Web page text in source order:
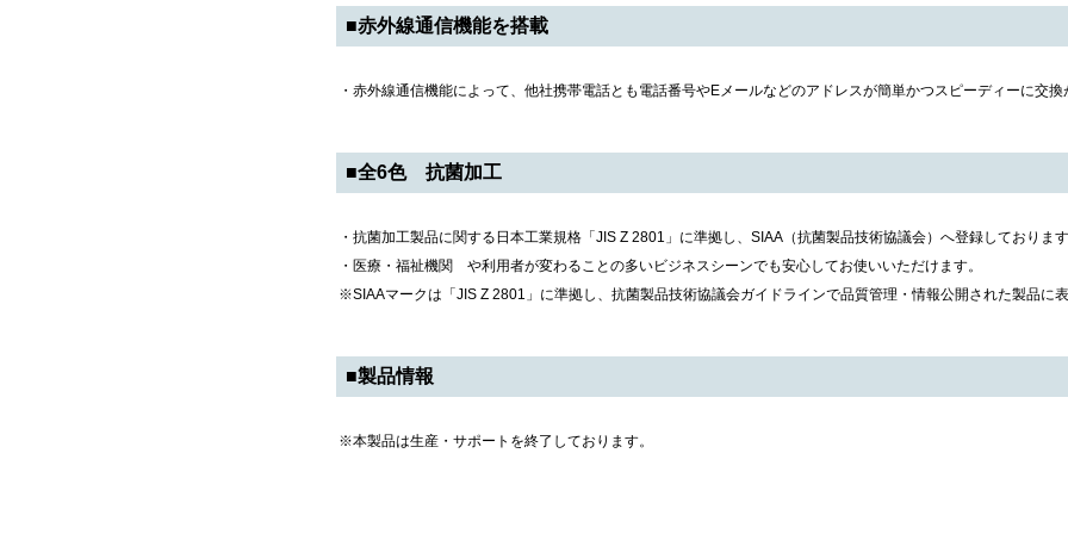
■赤外線通信機能を搭載
・赤外線通信機能によって、他社携帯電話とも電話番号やEメールなどのアドレスが簡単かつスピーディーに交換
■全6色 抗菌加工
・抗菌加工製品に関する日本工業規格「JIS Z 2801」に準拠し、SIAA（抗菌製品技術協議会）へ登録しております
・医療・福祉機関 や利用者が変わることの多いビジネスシーンでも安心してお使いいただけます。
※SIAAマークは「JIS Z 2801」に準拠し、抗菌製品技術協議会ガイドラインで品質管理・情報公開された製品に表
■製品情報
※本製品は生産・サポートを終了しております。